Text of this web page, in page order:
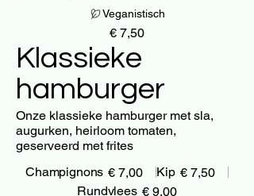
€ 7,50
Veganistisch
Klassieke
hamburger
Onze klassieke hamburger met sla,
augurken, heirloom tomaten,
geserveerd met frites
Champignons € 7,00 Kip € 7,50
Rundvlees € 9,00